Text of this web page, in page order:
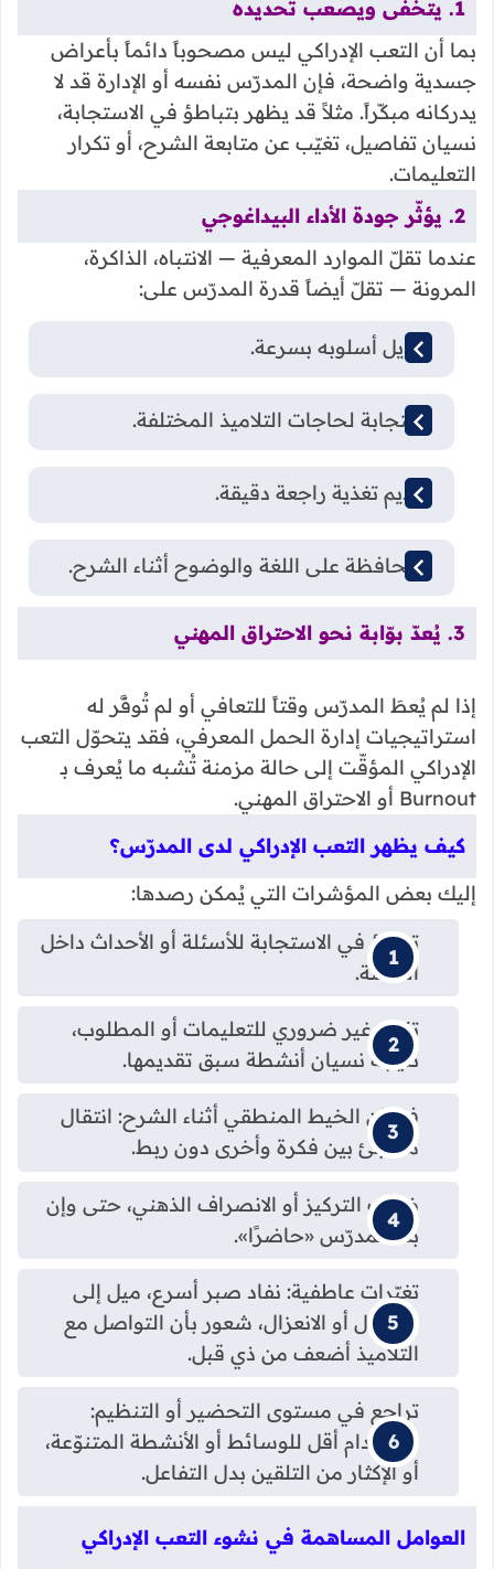
1. يتخفّى ويصعب تحديده
بما أن التعب الإدراكي ليس مصحوباً دائماً بأعراض
جسدية واضحة، فإن المدرّس نفسه أو الإدارة قد لا
يدركانه مبكّراً. مثلاً قد يظهر بتباطؤ في الاستجابة،
نسيان تفاصيل، تغيّب عن متابعة الشرح، أو تكرار
التعليمات.
2. يؤثّر جودة الأداء البيداغوجي
عندما تقلّ الموارد المعرفية — الانتباه، الذاكرة،
المرونة — تقلّ أيضاً قدرة المدرّس على:
تعديل أسلوبه بسرعة.
استجابة لحاجات التلاميذ المختلفة.
تقديم تغذية راجعة دقيقة.
المحافظة على اللغة والوضوح أثناء الشرح.
3. يُعدّ بوّابة نحو الاحتراق المهني
إذا لم يُعطَ المدرّس وقتاً للتعافي أو لم تُوفَّر له
استراتيجيات إدارة الحمل المعرفي، فقد يتحوّل التعب
الإدراكي المؤقّت إلى حالة مزمنة تُشبه ما يُعرف بـ
Burnout أو الاحتراق المهني.
كيف يظهر التعب الإدراكي لدى المدرّس؟
إليك بعض المؤشرات التي يُمكن رصدها:
تباطؤ في الاستجابة للأسئلة أو الأحداث داخل
الحصة.
تكرار غير ضروري للتعليمات أو المطلوب،
نتيجة نسيان أنشطة سبق تقديمها.
فقدان الخيط المنطقي أثناء الشرح: انتقال
مفاجئ بين فكرة وأخرى دون ربط.
ضعف التركيز أو الانصراف الذهني، حتى وإن
بدا المدرّس «حاضرًا».
تغيّرات عاطفية: نفاد صبر أسرع، ميل إلى
الانفعال أو الانعزال، شعور بأن التواصل مع
التلاميذ أضعف من ذي قبل.
تراجع في مستوى التحضير أو التنظيم:
استخدام أقل للوسائط أو الأنشطة المتنوّعة،
أو الإكثار من التلقين بدل التفاعل.
العوامل المساهمة في نشوء التعب الإدراكي